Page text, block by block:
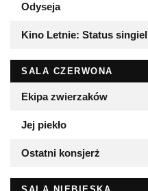
Odyseja
Kino Letnie: Status singiel
SALA CZERWONA
Ekipa zwierzaków
Jej piekło
Ostatni konsjerż